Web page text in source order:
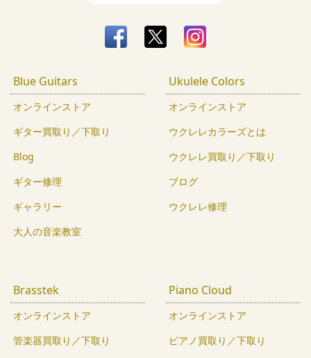
Blue Guitars
オンラインストア
ギター買取り／下取り
Blog
ギター修理
ギャラリー
大人の音楽教室
Ukulele Colors
オンラインストア
ウクレレカラーズとは
ウクレレ買取り／下取り
ブログ
ウクレレ修理
Brasstek
オンラインストア
管楽器買取り／下取り
Piano Cloud
オンラインストア
ピアノ買取り／下取り